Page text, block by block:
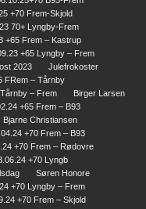
+70 Frem-Skjold
70+ Lyngby-Frem
+65 Frem – Kastrup
+65 Lyngby – Frem
2023
Julefrokoster
FRem – Tårnby
– Frem
Birger Larsen
+65 Frem – B93
Bjarne Christiansen
+70 Frem – B93
+70 Frem – Rødovre
+70 Lyngb
Søren Honore
+70 Lyngby – Frem
+70 Frem – Skjold